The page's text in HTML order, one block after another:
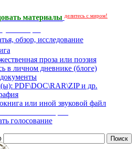
материалы делитесь с миром!
обзор, исследование
проза или поэзия
в личном дневнике (блоге)
PDF\DOC\RAR\ZIP и др.
или иной звуковой файл
голосование